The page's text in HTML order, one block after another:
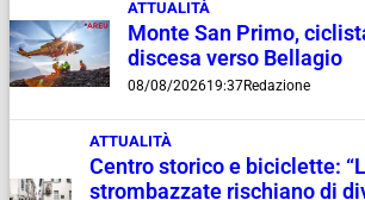
ATTUALITÀ
Monte San Primo,
discesa verso Bellagio
08/08/202619:37Redazione
ATTUALITÀ
Centro storico e biciclette:
strombazzate rischiano di